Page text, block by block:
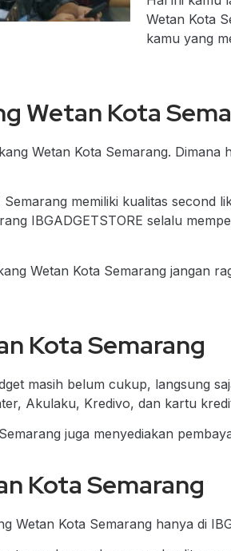
Wetan Kota
kamu yang
Wetan Kota
Wetan Kota Semarang.
memiliki kualitas
IBGADGETSTORE selalu
Wetan Kota Semarang jangan
Kota Semarang
masih belum cukup, langsung
Akulaku, Kredivo, dan kartu
juga menyediakan
Kota Semarang
Kota Semarang hanya di